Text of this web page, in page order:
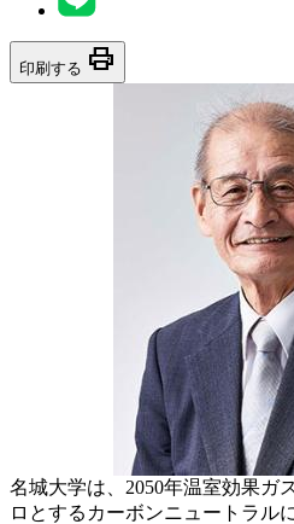
印刷する print
名城大学は、2050年温室効果ガ
ロとするカーボンニュートラル